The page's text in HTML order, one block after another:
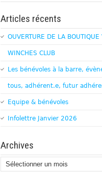
Articles récents
OUVERTURE DE LA BOUTIQUE
WINCHES CLUB
Les bénévoles à la barre,
tous, adhérent.e, futur
Equipe & bénévoles
Infolettre Janvier 2026
Archives
Archives